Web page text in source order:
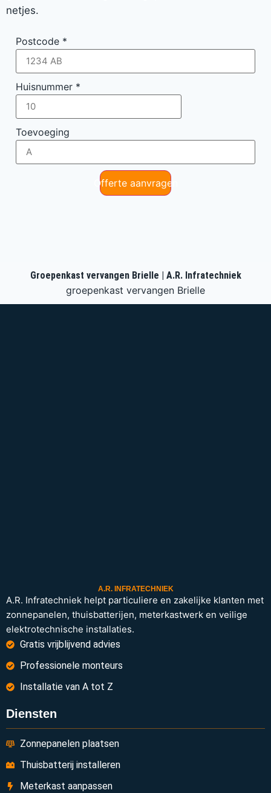
netjes.
Postcode *
Huisnummer *
Toevoeging
Offerte aanvragen
Groepenkast vervangen Brielle | A.R. Infratechniek
groepenkast vervangen Brielle
A.R. INFRATECHNIEK
A.R. Infratechniek helpt particuliere en zakelijke klanten met
zonnepanelen, thuisbatterijen, meterkastwerk en veilige
elektrotechnische installaties.
Gratis vrijblijvend advies
Professionele monteurs
Installatie van A tot Z
Diensten
Zonnepanelen plaatsen
Thuisbatterij installeren
Meterkast aanpassen